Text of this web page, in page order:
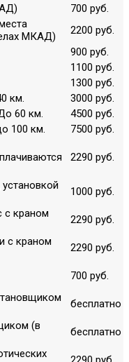
700 руб.
МКАД)
2200 руб.
900 руб.
1100 руб.
1300 руб.
км.
3000 руб.
60 км.
4500 руб.
100 км.
7500 руб.
2290 руб.
1000 руб.
с краном
2290 руб.
с краном
2290 руб.
700 руб.
бесплатно
(в
бесплатно